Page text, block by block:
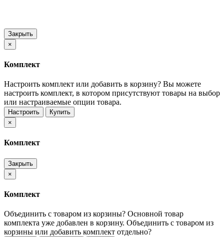
Закрыть
×
Комплект
Настроить комплект или добавить в корзину? Вы можете
настроить комплект, в котором присутствуют товары на выбор
или настраиваемые опции товара.
Настроить
Купить
×
Комплект
Закрыть
×
Комплект
Объединить с товаром из корзины? Основной товар
комплекта уже добавлен в корзину. Объединить с товаром из
корзины или добавить комплект отдельно?